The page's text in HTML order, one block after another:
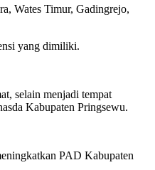
Wates Timur, Gadingrejo,
yang dimiliki.
selain menjadi tempat
Kabupaten Pringsewu.
PAD Kabupaten